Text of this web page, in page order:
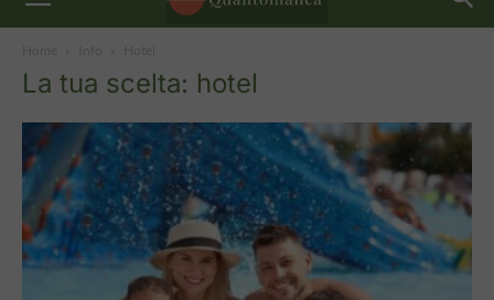
La tua scelta: hotel